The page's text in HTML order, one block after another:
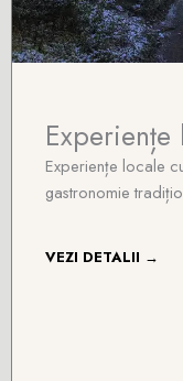
Experiențe locale
gastronomie
VEZI DETALII →